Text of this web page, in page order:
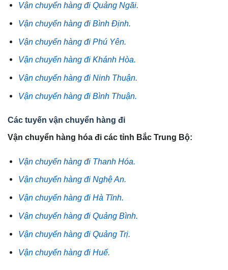
Vận chuyển hàng đi Quảng Ngãi.
Vận chuyển hàng đi Bình Định.
Vận chuyển hàng đi Phú Yên.
Vận chuyển hàng đi Khánh Hòa.
Vận chuyển hàng đi Ninh Thuận.
Vận chuyển hàng đi Bình Thuận.
Các tuyến vận chuyển hàng đi
Vận chuyển hàng hóa đi các tỉnh Bắc Trung Bộ:
Vận chuyển hàng đi Thanh Hóa.
Vận chuyển hàng đi Nghệ An.
Vận chuyển hàng đi Hà Tĩnh.
Vận chuyển hàng đi Quảng Bình.
Vận chuyển hàng đi Quảng Trị.
Vận chuyển hàng đi Huế.